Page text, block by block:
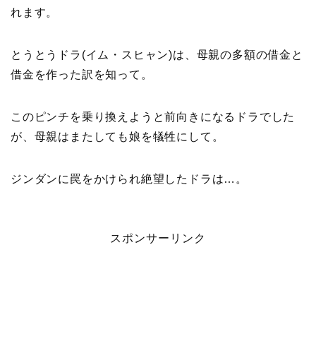
れます。
とうとうドラ(イム・スヒャン)は、母親の多額の借金と
借金を作った訳を知って。
このピンチを乗り換えようと前向きになるドラでした
が、母親はまたしても娘を犠牲にして。
ジンダンに罠をかけられ絶望したドラは…。
スポンサーリンク